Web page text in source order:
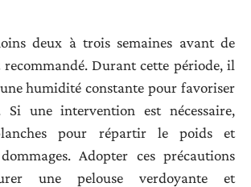
deux à trois semaines avant de
Durant cette période, il
humidité constante pour favoriser
Si une intervention est nécessaire,
pour répartir le poids et
Adopter ces précautions
une pelouse verdoyante et